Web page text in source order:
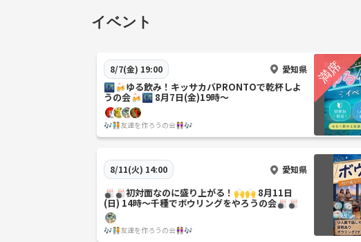
イベント
8/7(金) 19:00 愛知県
🌃🍻ゆる飲み！キッサカバPRONTOで乾杯しよ
うの会🍻🌃 8月7日(金)19時〜
🎶🧑‍🤝‍🧑友達を作ろうの会👭🎶
8/11(火) 14:00 愛知県
🎳🎳初対面なのに盛り上がる！🙌🙌 8月11日
(日) 14時〜千種でボウリングをやろうの会🎳🎳
🎶🧑‍🤝‍🧑友達を作ろうの会👭🎶